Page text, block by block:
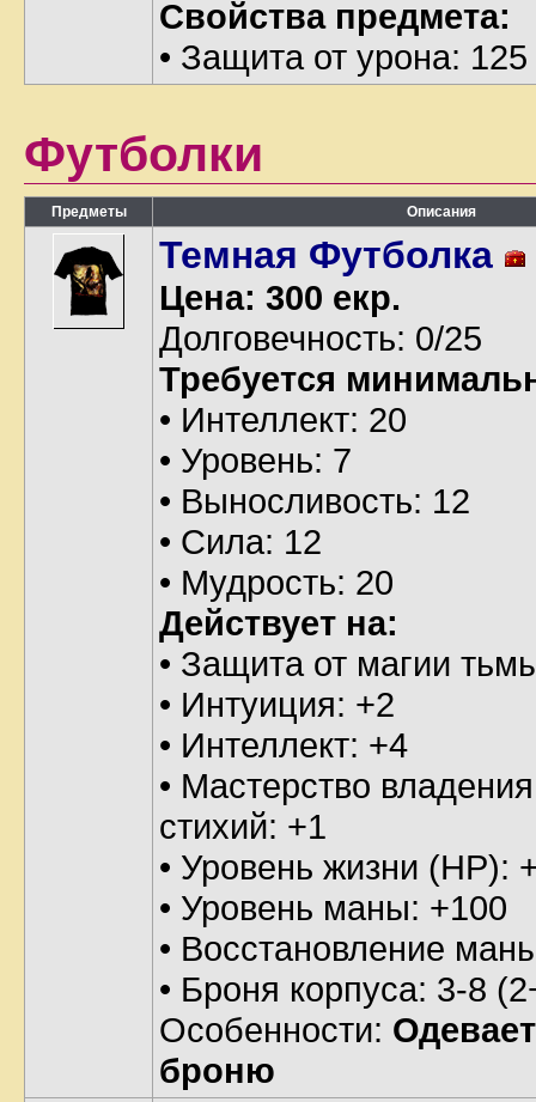
Свойства предмета:
• Защита от урона: 125
Футболки
Предметы Описания
Темная Футболка
Цена: 300 екр.
Долговечность: 0/25
Требуется
• Интеллект: 20
• Уровень: 7
• Выносливость: 12
• Сила: 12
• Мудрость: 20
Действует на:
• Защита от магии
• Интуиция: +2
• Интеллект: +4
• Мастерство
стихий: +1
• Уровень жизни (HP):
• Уровень маны: +100
• Восстановление
• Броня корпуса: 3-8
Особенности:
броню